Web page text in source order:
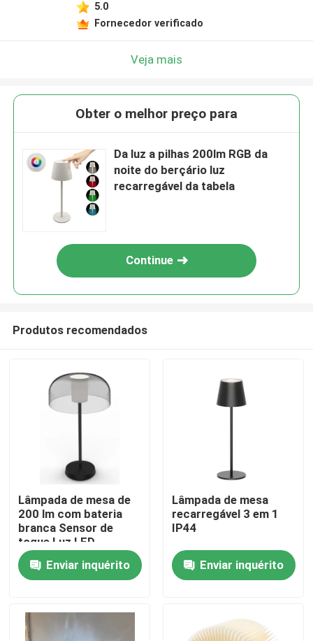
Casa
Vídeos
5.0
Fornecedor verificado
Veja mais
Obter o melhor preço para
Da luz a pilhas 200lm RGB da
noite do berçário luz
recarregável da tabela
Continue
Produtos recomendados
Lâmpada de mesa de
200 lm com bateria
branca Sensor de
toque Luz LED
Dimmable 20000
horas de duração da
bateria
Enviar inquérito
Lâmpada de mesa
recarregável 3 em 1
IP44
Enviar inquérito